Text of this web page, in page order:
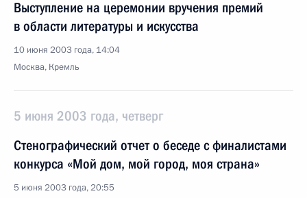
Выступление на церемонии вручения премий
в области литературы и искусства
10 июня 2003 года, 14:04
Москва, Кремль
5 июня 2003 года, четверг
Стенографический отчет о беседе с финалистами
конкурса «Мой дом, мой город, моя страна»
5 июня 2003 года, 20:55